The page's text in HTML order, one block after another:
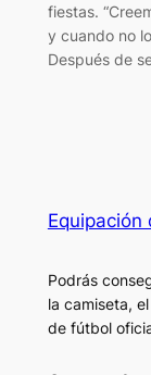
fiestas.
y cuando no
Después de
Equipación
Podrás
la camiseta,
de fútbol